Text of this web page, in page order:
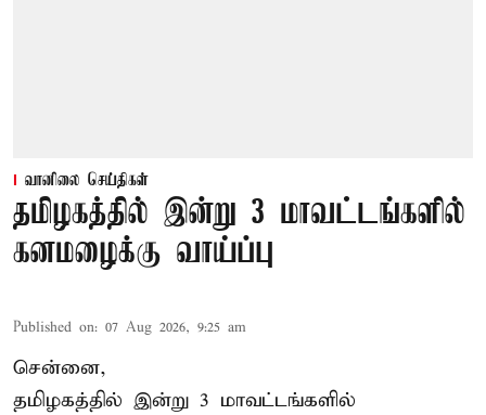
வானிலை செய்திகள்
தமிழகத்தில் இன்று 3 மாவட்டங்களில்
கனமழைக்கு வாய்ப்பு
Published on: 07 Aug 2026, 9:25 am
சென்னை,
தமிழகத்தில் இன்று 3 மாவட்டங்களில்